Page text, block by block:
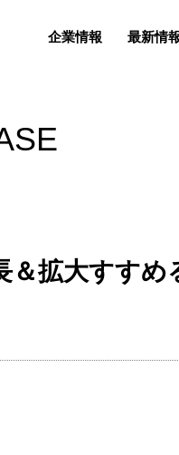
企業情報 最新情
拡大すすめ